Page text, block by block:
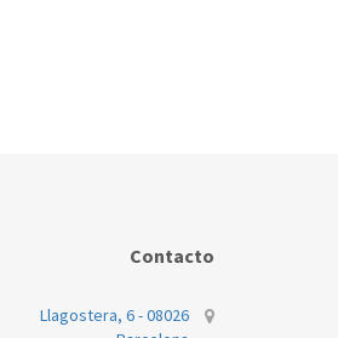
Contacto
Llagostera, 6 - 08026